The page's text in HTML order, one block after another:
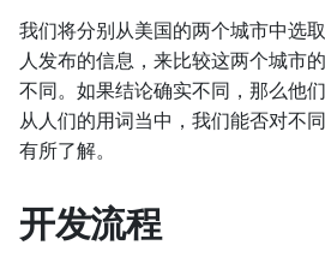
我们将分别从美国的两个城市中选
人发布的信息，来比较这两个城市
不同。如果结论确实不同，那么他
从人们的用词当中，我们能否对不
有所了解。
开发流程